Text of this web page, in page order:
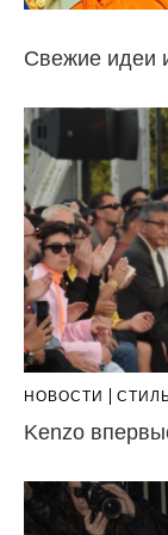
Свежие идеи
НОВОСТИ
Kenzo